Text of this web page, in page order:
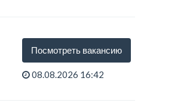
Посмотреть вакансию
08.08.2026 16:42